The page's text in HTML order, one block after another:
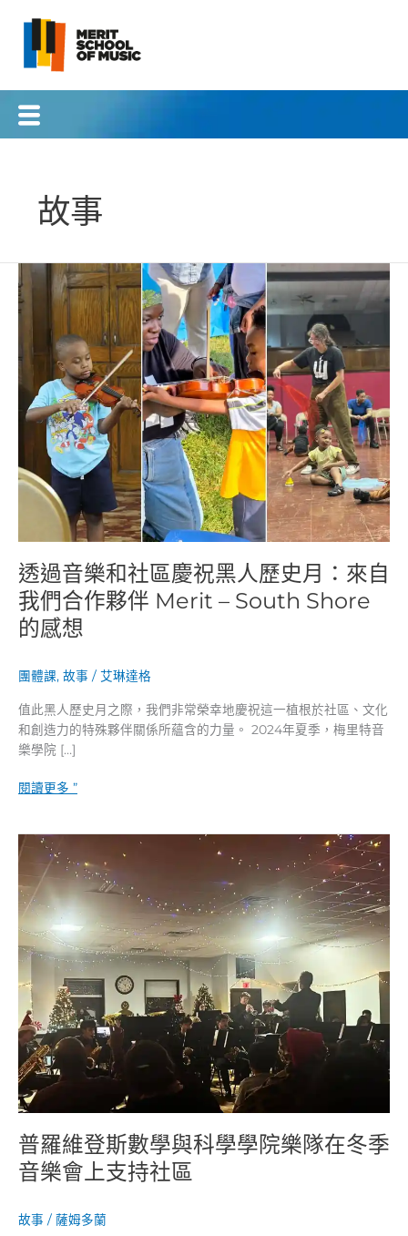
故事
透過音樂和社區慶祝黑人歷史月：來自
我們合作夥伴 Merit – South Shore
的感想
團體課, 故事 / 艾琳達格
值此黑人歷史月之際，我們非常榮幸地慶祝這一植根於社區、文化
和創造力的特殊夥伴關係所蘊含的力量。 2024年夏季，梅里特音
樂學院 […]
過
音
區
慶
人
歷
自
我
們
合
夥
Merit
–
South
的
想
閱讀更多 ”
普羅維登斯數學與科學學院樂隊在冬季
音樂會上支持社區
故事 / 薩姆多蘭
普
維
登
數
學
與
學
學
院
樂
隊
冬
季
音
會